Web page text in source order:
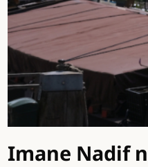
Imane Nadif